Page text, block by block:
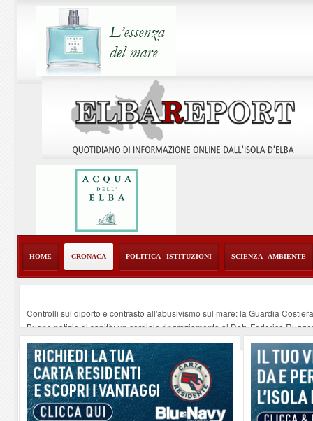
HOME CRONACA POLITICA - ISTITUZIONI SCIENZA - AMBIENTE
Controlli sul diporto e contrasto all'abusivismo sul mare: la Guardia
Buone notizie di sanità: un cordiale ringraziamento al Dott. Federico
Altiero Spinelli e Ursula Hirschmann all'Elba: riaffiora una testimonianza
Capoliveri, potenziata la pulizia dei bordi stradali -07-08-2026
Marina di Campo tra i porti interessati dal nuovo piano dell'Autorità